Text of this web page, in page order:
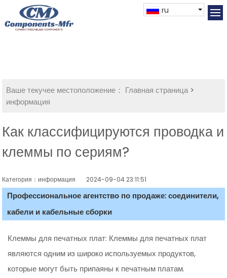
ru
Ваше текучее местоположение： Главная страница>
информация
Как классифицируются проводка и
клеммы по сериям?
Категория：информация 2024-09-04 23:11:51
Профессиональное агентство по продаже: соединители,
кабели и кабельные сборки
Клеммы для печатных плат: Клеммы для печатных плат
являются одним из широко используемых продуктов,
которые могут быть припаяны к печатным платам.